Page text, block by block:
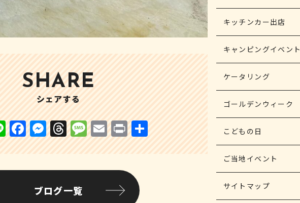
SHARE
シェアする
Li
n
e
F
a
c
e
b
M
e
s
s
e
T
h
r
e
a
M
e
s
s
E
m
ai
l
P
ri
n
t
共
有
ブログ一覧
キッチンカー出店
キャンピングイベント
ケータリング
ゴールデンウィーク
こどもの日
ご当地イベント
サイトマップ